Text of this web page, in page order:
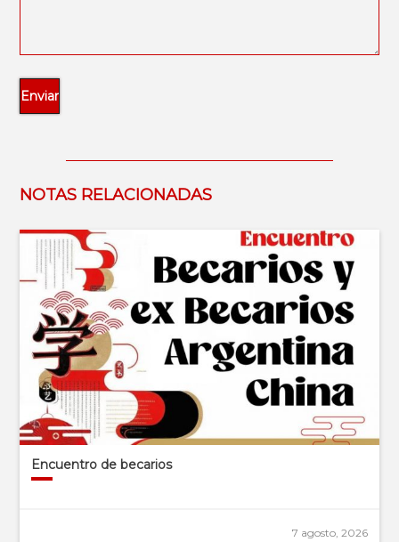
NOTAS RELACIONADAS
Encuentro de becarios
7 agosto, 2026